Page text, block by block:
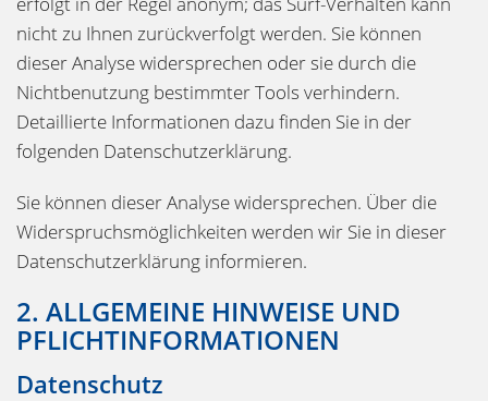
nicht zu Ihnen zurückverfolgt werden. Sie können
dieser Analyse widersprechen oder sie durch die
Nichtbenutzung bestimmter Tools verhindern.
Detaillierte Informationen dazu finden Sie in der
folgenden Datenschutzerklärung.
Sie können dieser Analyse widersprechen. Über die
Widerspruchsmöglichkeiten werden wir Sie in dieser
Datenschutzerklärung informieren.
2. ALLGEMEINE HINWEISE UND
PFLICHTINFORMATIONEN
Datenschutz